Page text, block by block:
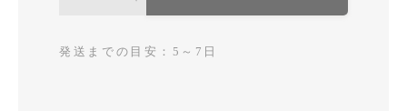
発送までの目安：5～7日